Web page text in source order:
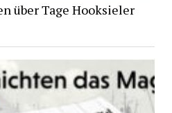
über Tage Hooksieler